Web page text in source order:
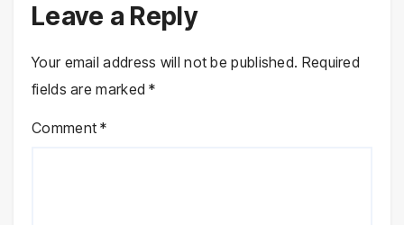
Leave a Reply
Your email address will not be published. Required
fields are marked*
Comment*